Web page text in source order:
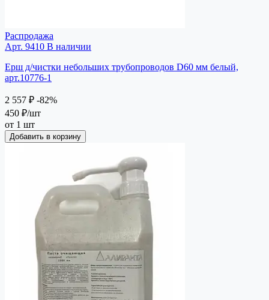
Распродажа
Арт. 9410 В наличии
Ерш д/чистки небольших трубопроводов D60 мм белый,
арт.10776-1
2 557 ₽ -82%
450 ₽/шт
от 1 шт
Добавить в корзину